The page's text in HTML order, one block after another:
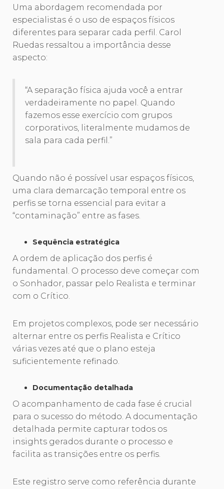
Uma abordagem recomendada por
especialistas é o uso de espaços físicos
diferentes para separar cada perfil. Carol
Ruedas ressaltou a importância desse
aspecto:
“A separação física ajuda você a entrar
verdadeiramente no papel. Quando
fazemos esse exercício com grupos
corporativos, literalmente mudamos de
sala para cada perfil.”
Quando não é possível usar espaços físicos,
uma clara demarcação temporal entre os
perfis se torna essencial para evitar a
“contaminação” entre as fases.
Sequência estratégica
A ordem de aplicação dos perfis é
fundamental. O processo deve começar com
o Sonhador, passar pelo Realista e terminar
com o Crítico.
Em projetos complexos, pode ser necessário
alternar entre os perfis Realista e Crítico
várias vezes até que o plano esteja
suficientemente refinado.
Documentação detalhada
O acompanhamento de cada fase é crucial
para o sucesso do método. A documentação
detalhada permite capturar todos os
insights gerados durante o processo e
facilita as transições entre os perfis.
Este registro serve como referência durante